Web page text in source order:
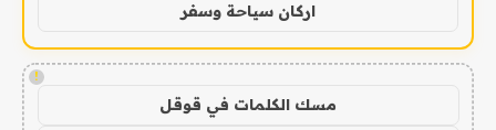
اركان سياحة وسفر
!
مسك الكلمات في قوقل